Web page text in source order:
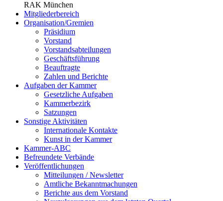
RAK München
Mitgliederbereich
Organisation/Gremien
Präsidium
Vorstand
Vorstandsabteilungen
Geschäftsführung
Beauftragte
Zahlen und Berichte
Aufgaben der Kammer
Gesetzliche Aufgaben
Kammerbezirk
Satzungen
Sonstige Aktivitäten
Internationale Kontakte
Kunst in der Kammer
Kammer-ABC
Befreundete Verbände
Veröffentlichungen
Mitteilungen / Newsletter
Amtliche Bekanntmachungen
Berichte aus dem Vorstand